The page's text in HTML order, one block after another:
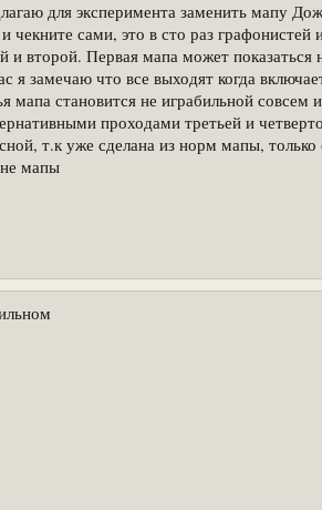
для эксперимента заменить мапу
чекните сами, это в сто раз
второй. Первая мапа может
замечаю что все выходят когда
становится не играбильной совсем
проходами третьей и
т.к уже сделана из норм мапы,
мапы